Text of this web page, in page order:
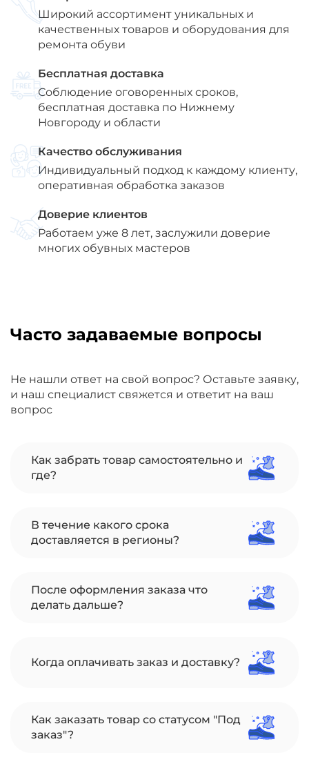
Широкий ассортимент уникальных и
качественных товаров и оборудования для
ремонта обуви
Бесплатная доставка
Соблюдение оговоренных сроков,
бесплатная доставка по Нижнему
Новгороду и области
Качество обслуживания
Индивидуальный подход к каждому клиенту,
оперативная обработка заказов
Доверие клиентов
Работаем уже 8 лет, заслужили доверие
многих обувных мастеров
Часто задаваемые вопросы
Не нашли ответ на свой вопрос? Оставьте заявку,
и наш специалист свяжется и ответит на ваш
вопрос
Как забрать товар самостоятельно и
где?
В течение какого срока
доставляется в регионы?
После оформления заказа что
делать дальше?
Когда оплачивать заказ и доставку?
Как заказать товар со статусом "Под
заказ"?